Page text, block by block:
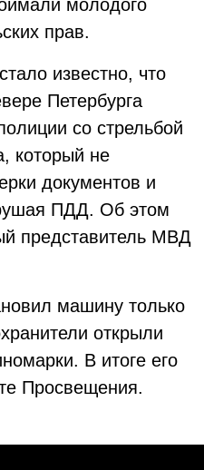
молодого
прав.
известно, что
Петербурга
со стрельбой
который не
документов и
ПДД. Об этом
представитель МВД
машину только
открыли
В итоге его
Просвещения.